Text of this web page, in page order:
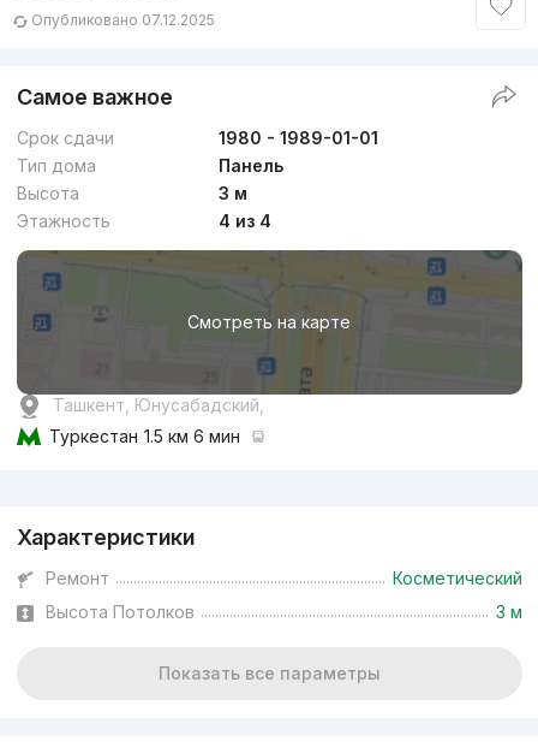
Опубликовано 07.12.2025
Самое важное
Срок сдачи
1980 - 1989-01-01
Тип дома
Панель
Высота
3 м
Этажность
4 из 4
Смотреть на карте
Ташкент, Юнусабадский,
Туркестан 1.5 км 6 мин
Характеристики
Ремонт
Косметический
Высота Потолков
3 м
Показать все параметры